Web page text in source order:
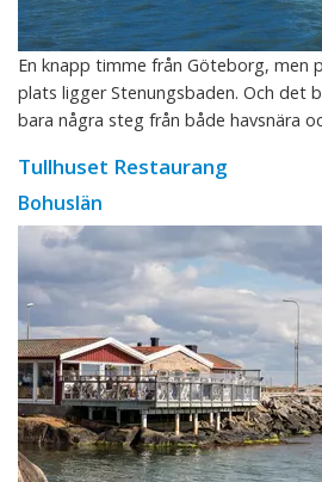
En knapp timme från Göteborg, men
plats ligger Stenungsbaden. Och det
bara några steg från både havsnära
Tullhuset Restaurang
Bohuslän